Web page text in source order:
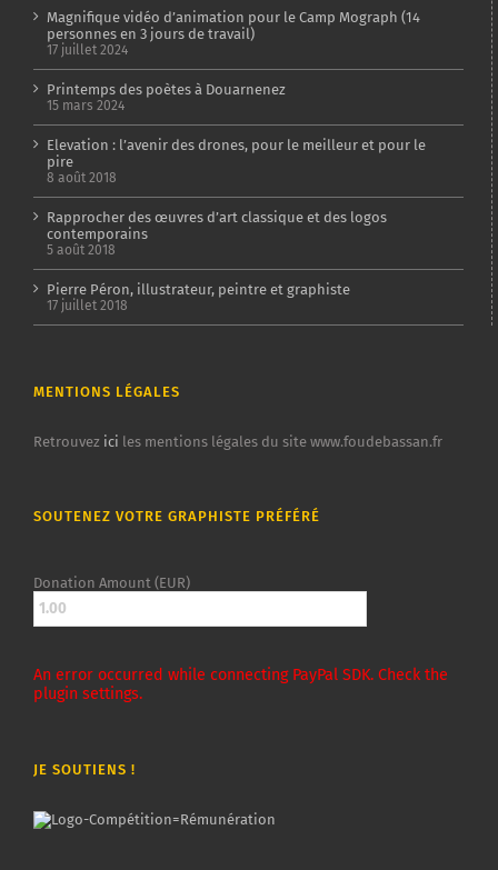
Magnifique vidéo d’animation pour le Camp Mograph (14
personnes en 3 jours de travail)
17 juillet 2024
Printemps des poètes à Douarnenez
15 mars 2024
Elevation : l’avenir des drones, pour le meilleur et pour le
pire
8 août 2018
Rapprocher des œuvres d’art classique et des logos
contemporains
5 août 2018
Pierre Péron, illustrateur, peintre et graphiste
17 juillet 2018
MENTIONS LÉGALES
Retrouvez ici les mentions légales du site www.foudebassan.fr
SOUTENEZ VOTRE GRAPHISTE PRÉFÉRÉ
Donation Amount (EUR)
An error occurred while connecting PayPal SDK. Check the
plugin settings.
JE SOUTIENS !